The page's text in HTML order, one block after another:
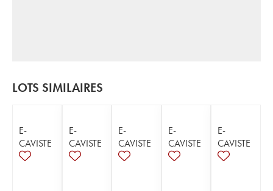
LOTS SIMILAIRES
E-
CAVISTE
E-
CAVISTE
E-
CAVISTE
E-
CAVISTE
E-
CAVISTE